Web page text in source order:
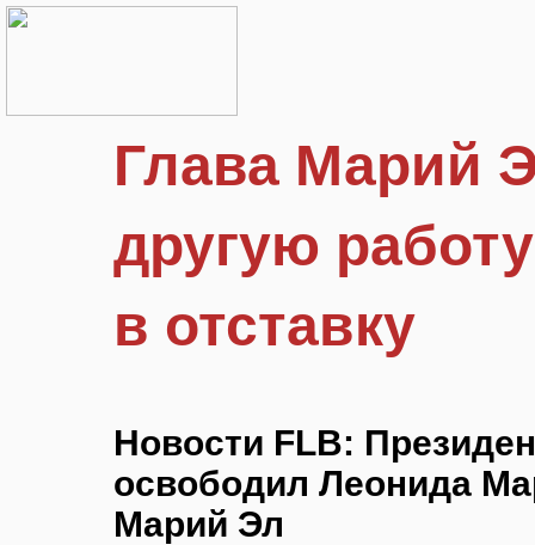
Глава Марий
другую
в отставку
Новости FLB:
освободил Леонида
Марий Эл